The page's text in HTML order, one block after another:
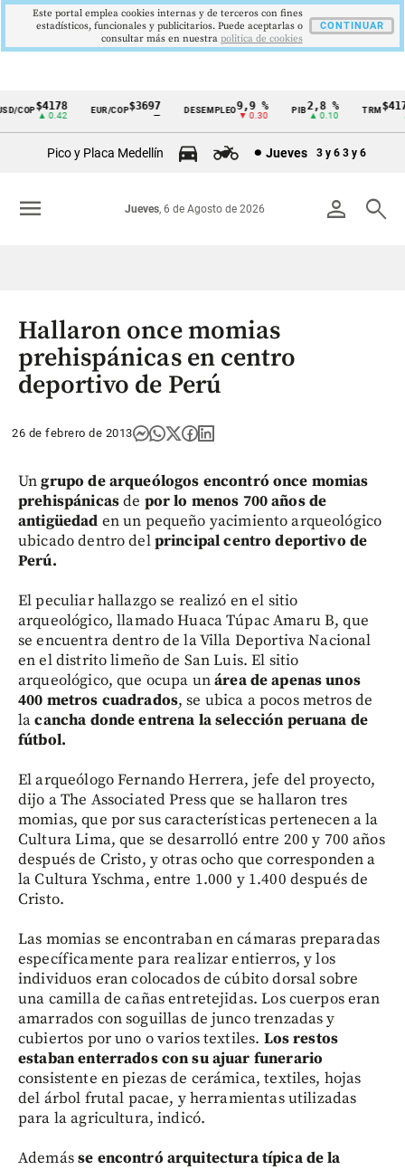
Cintillo
Colombia
COP$4178
▲ 0.42
EUR/COP$3697 DESEMPLEO 9,9 %
▼ 0.30
PIB2,8 %
▲ 0.10
TRM
Pico y Placa Medellín Jueves 3 y 6 3 y 6
person search
Jueves, 6 de Agosto de 2026
menu
Hallaron once momias
prehispánicas en centro
deportivo de Perú
26 de febrero de 2013
Ungrupo de arqueólogos encontró once momias
prehispánicasde por lo menos 700 años de
antigüedad en un pequeño yacimiento arqueológico
ubicado dentro delprincipal centro deportivo de
Perú.
El peculiar hallazgo se realizó en el sitio
arqueológico, llamado Huaca Túpac Amaru B, que
se encuentra dentro de la Villa Deportiva Nacional
en el distrito limeño de San Luis. El sitio
arqueológico, que ocupa unárea de apenas unos
400 metros cuadrados, se ubica a pocos metros de
lacancha donde entrena la selección peruana de
fútbol.
El arqueólogo Fernando Herrera, jefe del proyecto,
dijo a The Associated Press que se hallaron tres
momias, que por sus características pertenecen a la
Cultura Lima, que se desarrolló entre 200 y 700 años
después de Cristo, y otras ocho que corresponden a
la Cultura Yschma, entre 1.000 y 1.400 después de
Cristo.
Las momias se encontraban en cámaras preparadas
específicamente para realizar entierros, y los
individuos eran colocados de cúbito dorsal sobre
una camilla de cañas entretejidas. Los cuerpos eran
amarrados con soguillas de junco trenzadas y
cubiertos por uno o varios textiles. Los restos
estaban enterrados con su ajuar funerario
consistente en piezas de cerámica, textiles, hojas
del árbol frutal pacae, y herramientas utilizadas
para la agricultura, indicó.
Ademásse encontró arquitectura típica de la
Este portal emplea cookies internas y de terceros con fines
estadísticos, funcionales y publicitarios. Puede aceptarlas o
consultar más en nuestra politica de cookies
CONTINUAR